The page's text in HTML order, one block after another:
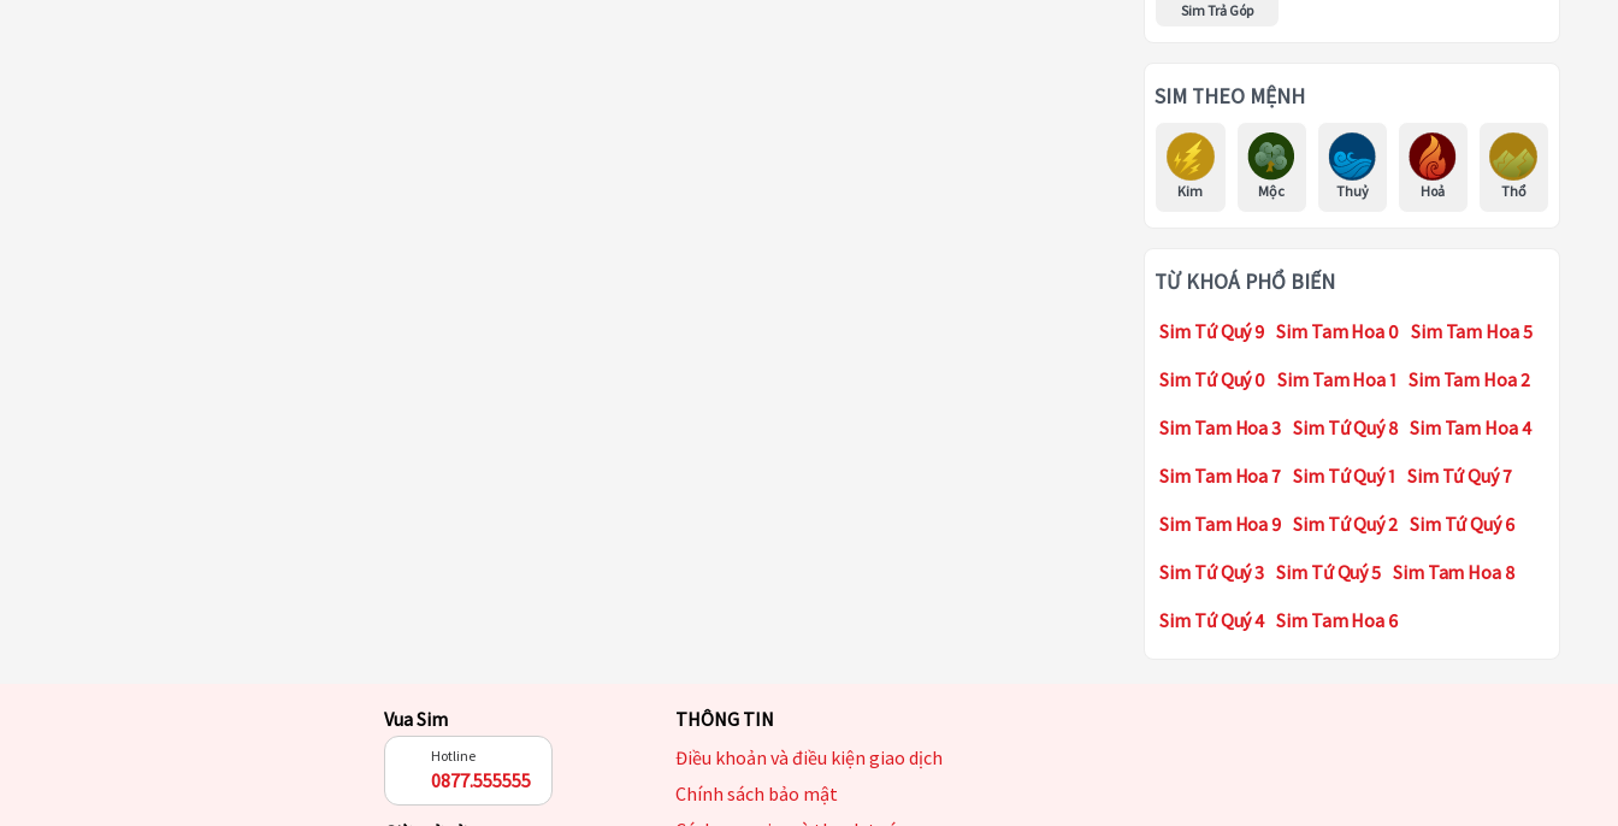
Sim Trả Góp
SIM THEO MỆNH
Kim Mộc Thuỷ Hoả Thổ
TỪ KHOÁ PHỔ BIẾN
Sim Tứ Quý 9 Sim Tam Hoa 0 Sim Tam Hoa 5
Sim Tứ Quý 0 Sim Tam Hoa 1 Sim Tam Hoa 2
Sim Tam Hoa 3 Sim Tứ Quý 8 Sim Tam Hoa 4
Sim Tam Hoa 7 Sim Tứ Quý 1 Sim Tứ Quý 7
Sim Tam Hoa 9 Sim Tứ Quý 2 Sim Tứ Quý 6
Sim Tứ Quý 3 Sim Tứ Quý 5 Sim Tam Hoa 8
Sim Tứ Quý 4 Sim Tam Hoa 6
Vua Sim
Hotline
0877.555555
THÔNG TIN
Điều khoản và điều kiện giao dịch
Chính sách bảo mật